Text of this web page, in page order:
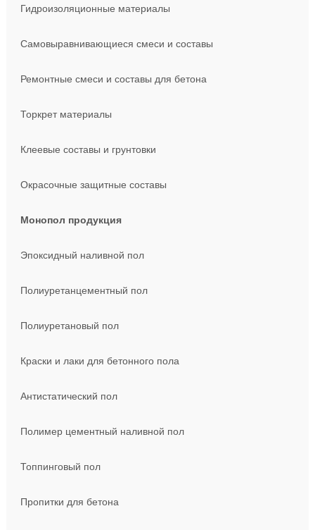
Гидроизоляционные материалы
Самовыравнивающиеся смеси и составы
Ремонтные смеси и составы для бетона
Торкрет материалы
Клеевые составы и грунтовки
Окрасочные защитные составы
Монопол продукция
Эпоксидный наливной пол
Полиуретанцементный пол
Полиуретановый пол
Краски и лаки для бетонного пола
Антистатический пол
Полимер цементный наливной пол
Топпинговый пол
Пропитки для бетона